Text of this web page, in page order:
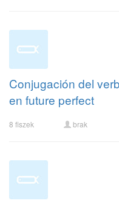
Conjugación del
en future perfect
8 fiszek brak